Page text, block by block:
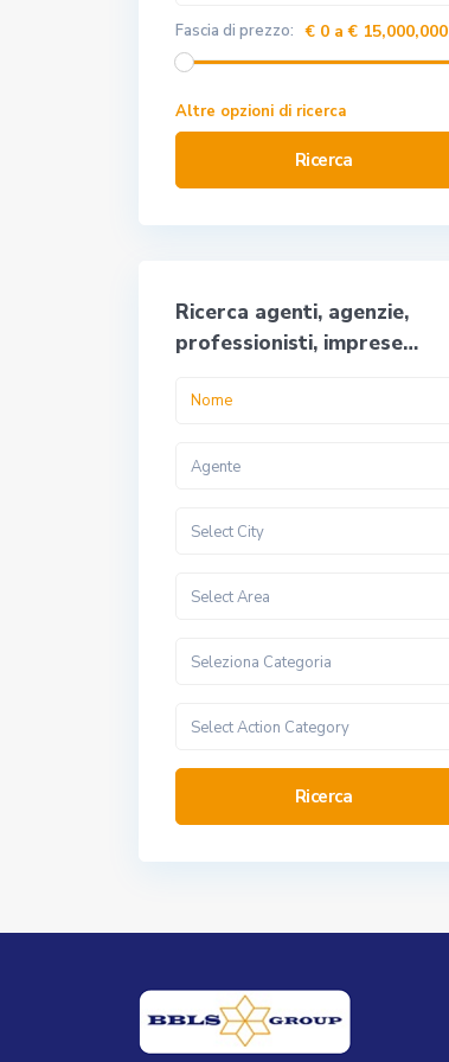
Fascia di prezzo: € 0 a € 15,000,000
Altre opzioni di ricerca
Ricerca
Ricerca agenti, agenzie,
professionisti, imprese…
Agente
Select City
Select Area
Seleziona Categoria
Select Action Category
Ricerca